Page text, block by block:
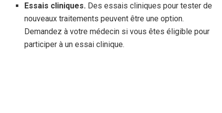
Essais cliniques. Des essais cliniques pour tester de
nouveaux traitements peuvent être une option.
Demandez à votre médecin si vous êtes éligible pour
participer à un essai clinique.